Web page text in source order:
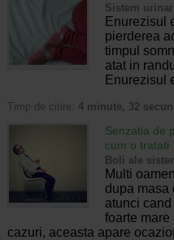
Sistem urinar
Enurezisul
pierderea
timpul
atat in
Enurezisul
Timp de citire: 4 minute, 32
Senzatia de
cum o tratati
Boli ale
Multi
dupa masa
atunci
foarte mare
cazuri, aceasta apare